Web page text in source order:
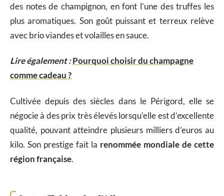
des notes de champignon, en font l’une des truffes les
plus aromatiques. Son goût puissant et terreux relève
avec brio viandes et volailles en sauce.
Lire également :Pourquoi choisir du champagne
comme cadeau ?
Cultivée depuis des siècles dans le Périgord, elle se
négocie à des prix très élevés lorsqu’elle est d’excellente
qualité, pouvant atteindre plusieurs milliers d’euros au
kilo. Son prestige fait la renommée mondiale de cette
région française.